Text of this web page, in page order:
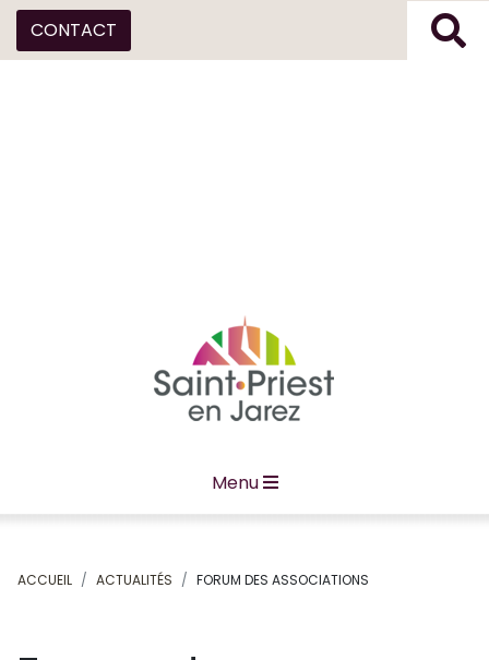
CONTACT
Menu
ACCUEIL ACTUALITÉS FORUM DES ASSOCIATIONS